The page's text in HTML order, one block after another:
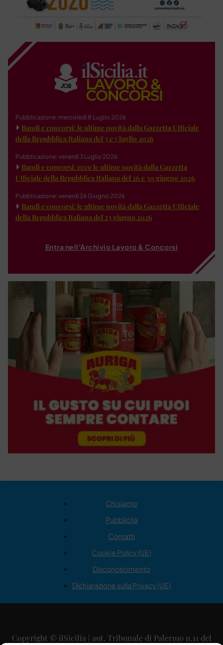
Pubblicazione: mercoledì 8 Luglio 2026
Bandi e concorsi: le ultime novità dalla Gazzetta Ufficiale
della Repubblica Italiana del 3 e 7 luglio 2026
Pubblicazione: venerdì 3 Luglio 2026
Bandi e concorsi: ecco le ultime novità dalla Gazzetta
Ufficiale della Repubblica Italiana del 26 e 30 giugno 2026
Pubblicazione: venerdì 26 Giugno 2026
Bandi e concorsi: le ultime novità dalla Gazzetta Ufficiale
della Repubblica Italiana del 23 giugno 2026
Entra nell'Archivio Lavoro & Concorsi
Chi siamo
Pubblicità
Contatti
Cookie Policy (UE)
Disconoscimento
Dichiarazione sulla Privacy (UE)
Copyright © ilSicilia | aut. Tribunale di Palermo n.11 del